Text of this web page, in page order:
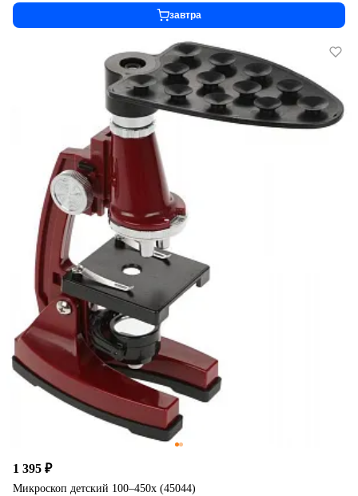
завтра
1 395 ₽
Микроскоп детский 100–450х (45044)